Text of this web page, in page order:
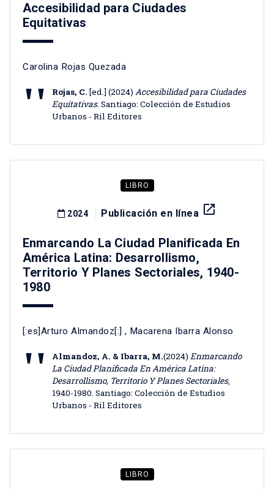
Accesibilidad para Ciudades
Equitativas
Carolina Rojas Quezada
Rojas, C. [ed.] (2024) Accesibilidad para Ciudades
Equitativas. Santiago: Colección de Estudios
Urbanos - Ril Editores
LIBRO
2024 Publicación en línea launch
Enmarcando La Ciudad Planificada En
América Latina: Desarrollismo,
Territorio Y Planes Sectoriales, 1940-
1980
[:es]Arturo Almandoz[:] , Macarena Ibarra Alonso
Almandoz, A. & Ibarra, M.(2024) Enmarcando
La Ciudad Planificada En América Latina:
Desarrollismo, Territorio Y Planes Sectoriales,
1940-1980. Santiago: Colección de Estudios
Urbanos - Ril Editores
LIBRO